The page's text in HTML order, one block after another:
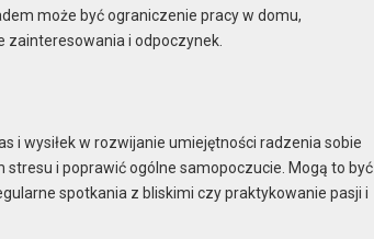
może być ograniczenie pracy w domu,
zainteresowania i odpoczynek.
i wysiłek w rozwijanie umiejętności radzenia sobie
i poprawić ogólne samopoczucie. Mogą to być
spotkania z bliskimi czy praktykowanie pasji i